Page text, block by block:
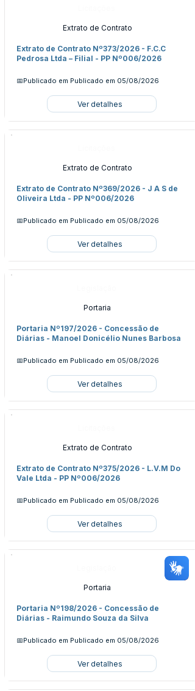
Extrato de Contrato
Extrato de Contrato Nº373/2026 - F.C.C
Pedrosa Ltda – Filial - PP Nº006/2026
📅Publicado em Publicado em 05/08/2026
Ver detalhes
Extrato de Contrato
Extrato de Contrato Nº369/2026 - J A S de
Oliveira Ltda - PP Nº006/2026
📅Publicado em Publicado em 05/08/2026
Ver detalhes
Portaria
Portaria Nº197/2026 - Concessão de
Diárias - Manoel Donicélio Nunes Barbosa
📅Publicado em Publicado em 05/08/2026
Ver detalhes
Extrato de Contrato
Extrato de Contrato Nº375/2026 - L.V.M Do
Vale Ltda - PP Nº006/2026
📅Publicado em Publicado em 05/08/2026
Ver detalhes
Portaria
Portaria Nº198/2026 - Concessão de
Diárias - Raimundo Souza da Silva
📅Publicado em Publicado em 05/08/2026
Ver detalhes